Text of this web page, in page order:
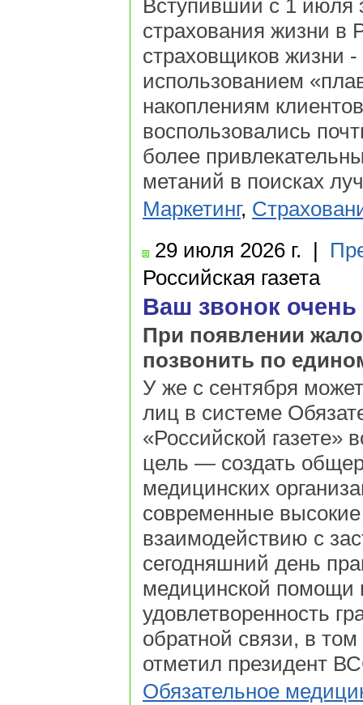
Вступивший с 1 июля
страхования жизни в
страховщиков жизни
использованием
накоплениям
воспользовались
более
метаний в поисках
Маркетинг,
29 июля 2026 г. |
Российская газета
Ваш звонок
При появлении
позвонить по
У же с сентября
лиц в системе
«Российской
цель — создать
медицинских
современные
взаимодействию с
сегодняшний день
медицинской помощи
удовлетворенность
обратной связи, в
отметил президент
Обязательное